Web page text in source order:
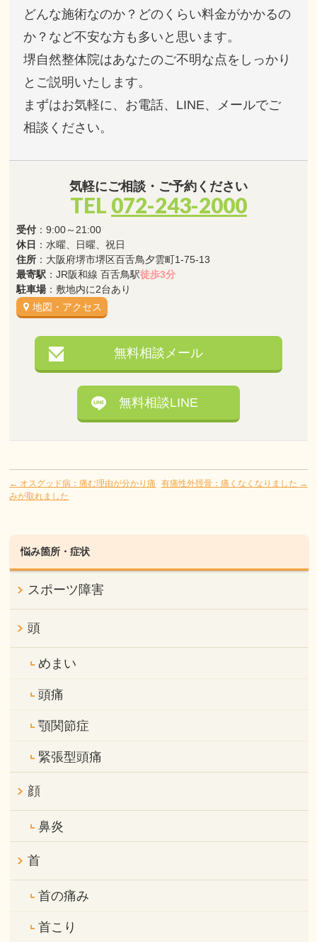
どんな施術なのか？どのくらい料金がかかるの
か？など不安な方も多いと思います。
堺自然整体院はあなたのご不明な点をしっかり
とご説明いたします。
まずはお気軽に、お電話、LINE、メールでご
相談ください。
気軽にご相談・ご予約ください
TEL 072-243-2000
受付 ：9:00～21:00
休日 ：水曜、日曜、祝日
住所 ：大阪府堺市堺区百舌鳥夕雲町1-75-13
最寄駅 ：JR阪和線 百舌鳥駅徒歩3分
駐車場 ：敷地内に2台あり
地図・アクセス
無料相談メール
無料相談LINE
← オスグッド病：痛む理由が分かり痛
みが取れました
有痛性外脛骨：痛くなくなりました →
悩み箇所・症状
スポーツ障害
頭
めまい
頭痛
顎関節症
緊張型頭痛
顔
鼻炎
首
首の痛み
首こり